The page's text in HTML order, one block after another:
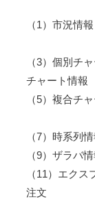
（1） 市況情報
（3） 個別チ
チャート情報
（5） 複合チ
（7） 時系列
（9） ザラバ
（11） エクス
注文